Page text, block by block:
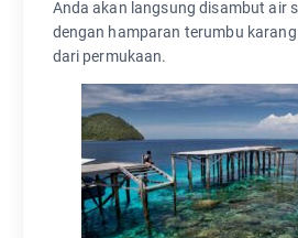
Anda akan langsung disambut air
dengan hamparan terumbu
dari permukaan.